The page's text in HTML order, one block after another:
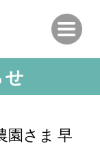
せ
園さま 早